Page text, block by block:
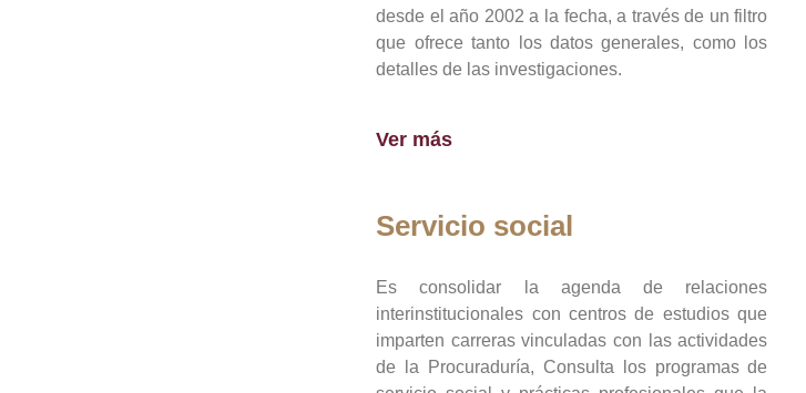
desde el año 2002 a la fecha, a través de un filtro
que ofrece tanto los datos generales, como los
detalles de las investigaciones.
Ver más
Servicio social
Es consolidar la agenda de relaciones
interinstitucionales con centros de estudios que
imparten carreras vinculadas con las actividades
de la Procuraduría, Consulta los programas de